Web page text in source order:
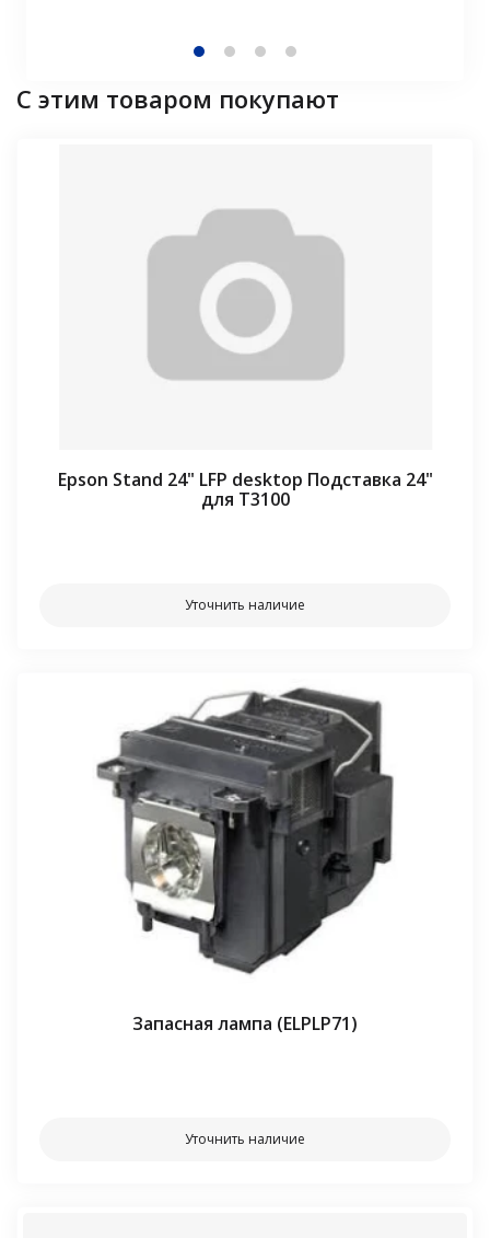
С этим товаром покупают
Epson Stand 24" LFP desktop Подставка 24"
для T3100
Уточнить наличие
Запасная лампа (ELPLP71)
Уточнить наличие